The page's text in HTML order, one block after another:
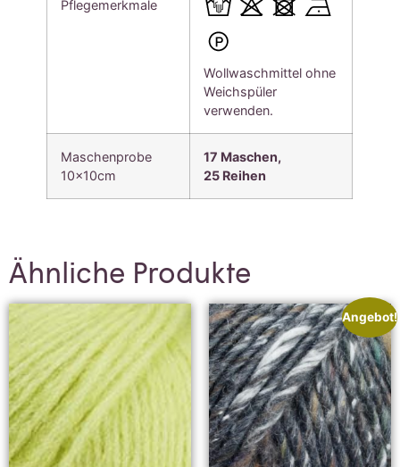
Pflegemerkmale
Wollwaschmittel ohne
Weichspüler
verwenden.
Maschenprobe
10x10cm
17 Maschen,
25 Reihen
Ähnliche Produkte
Angebot!